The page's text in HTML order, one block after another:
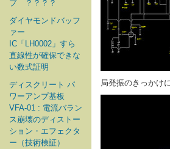
プ ？？？？
ダイヤモンドバッフ
ァー
IC「LH0002」すら
直線性が確保できな
い数式証明
ディスクリート パ
ワーアンプ基板
VFA-01 : 電流バラン
ス崩壊のディストー
ション・エフェクタ
ー（技術検証）
局発振のきっかけ